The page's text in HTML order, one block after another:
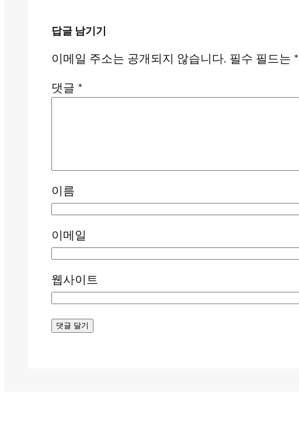
답글 남기기
이메일 주소는 공개되지 않습니다. 필수 필드는 *
댓글 *
이름
이메일
웹사이트